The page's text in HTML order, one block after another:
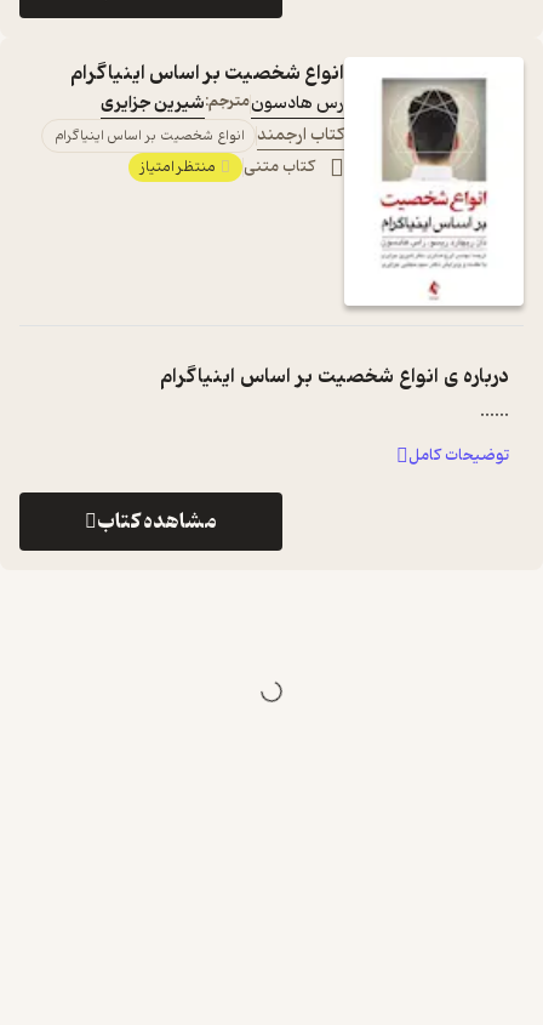
انواع شخصیت بر اساس اینیاگرام
رس هادسونمترجم:شیرین جزایری
کتاب ارجمند
انواع شخصیت بر اساس اینیاگرام
کتاب متنی منتظر امتیاز
درباره ی انواع شخصیت بر اساس اینیاگرام
...
...
توضیحات کامل
مشاهده کتاب